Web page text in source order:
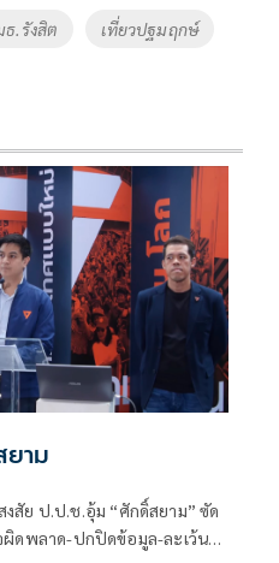
ธ.รังสิต เที่ยวปฐมฤกษ์
าม
งสัย ป.ป.ช.อุ้ม “ศักดิ์สยาม” ซัด
ดพลาด-ปกปิดข้อมูล-ละเว้น